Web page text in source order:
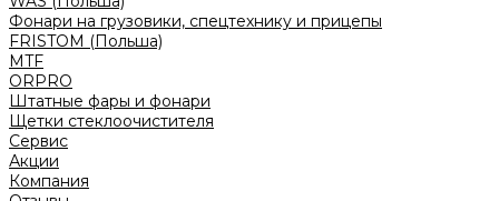
Фонари на грузовики, спецтехнику и прицепы
FRISTOM (Польша)
MTF
ORPRO
Штатные фары и фонари
Щетки стеклоочистителя
Сервис
Акции
Компания